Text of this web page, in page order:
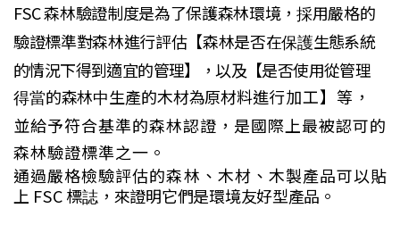
FSC森林驗證制度是為了保護森林環境，採用嚴格的
驗證標準對森林進行評估【森林是否在保護生態系統
的情況下得到適宜的管理】，以及【是否使用從管理
得當的森林中生產的木材為原材料進行加工】等，
並給予符合基準的森林認證，是國際上最被認可的
森林驗證標準之一。
通過嚴格檢驗評估的森林、木材、木製產品可以貼
上 FSC標誌，來證明它們是環境友好型產品。